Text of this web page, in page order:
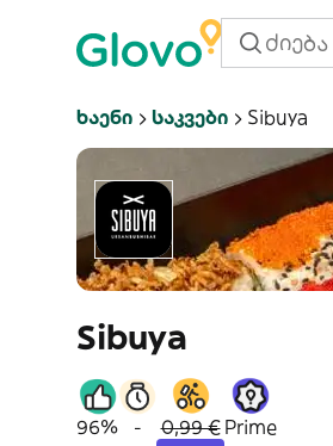
Ხაენი Საკვები Sibuya
Sibuya
96% - 0,99 € Prime